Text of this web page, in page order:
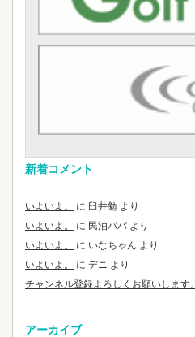
新着コメント
いよいよ。 に 臼井勉 より
いよいよ。
に 民泊パパ より
いよいよ。
に いなちゃん より
いよいよ。
に デニ より
チャンネル登録よろしくお願いします。
アーカイブ